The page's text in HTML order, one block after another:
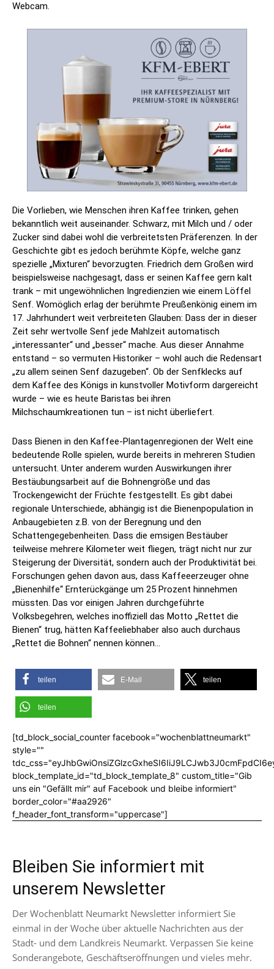
Webcam.
Die Vorlieben, wie Menschen ihren Kaffee trinken, gehen
bekanntlich weit auseinander. Schwarz, mit Milch und / oder
Zucker sind dabei wohl die verbreitetsten Präferenzen. In der
Geschichte gibt es jedoch berühmte Köpfe, welche ganz
spezielle „Mixturen“ bevorzugten. Friedrich dem Großen wird
beispielsweise nachgesagt, dass er seinen Kaffee gern kalt
trank – mit ungewöhnlichen Ingredienzien wie einem Löffel
Senf. Womöglich erlag der berühmte Preußenkönig einem im
17. Jahrhundert weit verbreiteten Glauben: Dass der in dieser
Zeit sehr wertvolle Senf jede Mahlzeit automatisch
„interessanter“ und „besser“ mache. Aus dieser Annahme
entstand – so vermuten Historiker – wohl auch die Redensart
„zu allem seinen Senf dazugeben“. Ob der Senfklecks auf
dem Kaffee des Königs in kunstvoller Motivform dargereicht
wurde – wie es heute Baristas bei ihren
Milchschaumkreationen tun – ist nicht überliefert.
Dass Bienen in den Kaffee-Plantagenregionen der Welt eine
bedeutende Rolle spielen, wurde bereits in mehreren Studien
untersucht. Unter anderem wurden Auswirkungen ihrer
Bestäubungsarbeit auf die Bohnengröße und das
Trockengewicht der Früchte festgestellt. Es gibt dabei
regionale Unterschiede, abhängig ist die Bienenpopulation in
Anbaugebieten z.B. von der Beregnung und den
Schattengegebenheiten. Dass die emsigen Bestäuber
teilweise mehrere Kilometer weit fliegen, trägt nicht nur zur
Steigerung der Diversität, sondern auch der Produktivität bei.
Forschungen gehen davon aus, dass Kaffeeerzeuger ohne
„Bienenhilfe“ Ernterückgänge um 25 Prozent hinnehmen
müssten. Das vor einigen Jahren durchgeführte
Volksbegehren, welches inoffiziell das Motto „Rettet die
Bienen“ trug, hätten Kaffeeliebhaber also auch durchaus
„Rettet die Bohnen“ nennen können…
teilen E-Mail teilen
teilen
[td_block_social_counter facebook="wochenblattneumarkt"
style=""
block_template_id="td_block_template_8" custom_title="Gib
uns ein "Gefällt mir" auf Facebook und bleibe informiert"
border_color="#aa2926"
f_header_font_transform="uppercase"]
Bleiben Sie informiert mit
unserem Newsletter
Der Wochenblatt Neumarkt Newsletter informiert Sie
einmal in der Woche über aktuelle Nachrichten aus der
Stadt- und dem Landkreis Neumarkt. Verpassen Sie keine
Sonderangebote, Geschäftseröffnungen und vieles mehr.